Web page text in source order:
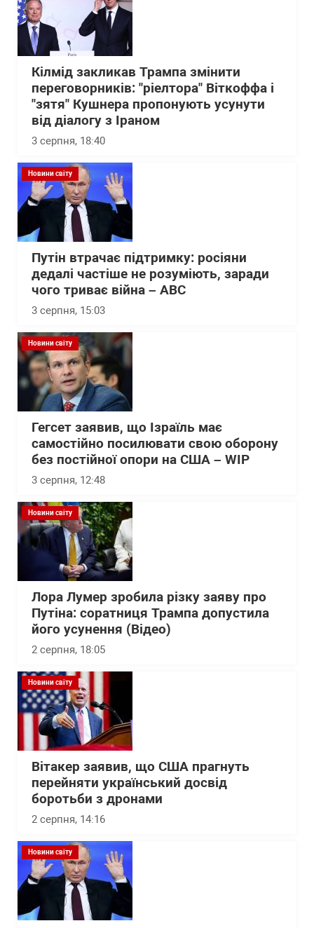
Кілмід закликав Трампа змінити
переговорників: "ріелтора" Віткоффа і
"зятя" Кушнера пропонують усунути
від діалогу з Іраном
3 серпня, 18:40
Новини світу
Путін втрачає підтримку: росіяни
дедалі частіше не розуміють, заради
чого триває війна – АВС
3 серпня, 15:03
Новини світу
Гегсет заявив, що Ізраїль має
самостійно посилювати свою оборону
без постійної опори на США – WІP
3 серпня, 12:48
Новини світу
Лора Лумер зробила різку заяву про
Путіна: соратниця Трампа допустила
його усунення (Відео)
2 серпня, 18:05
Новини світу
Вітакер заявив, що США прагнуть
перейняти український досвід
боротьби з дронами
2 серпня, 14:16
Новини світу